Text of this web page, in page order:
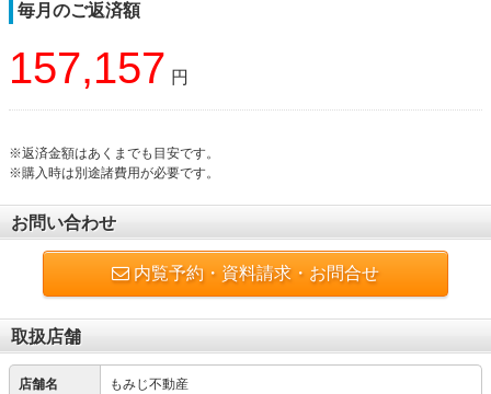
毎月のご返済額
157,157 円
※返済金額はあくまでも目安です。
※購入時は別途諸費用が必要です。
お問い合わせ
内覧予約・資料請求・お問合せ
取扱店舗
店舗名 もみじ不動産